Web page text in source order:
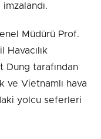
Müdürü Prof.
Dung tarafından
ve Vietnamlı hava
yolcu seferleri